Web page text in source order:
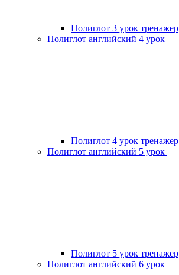
Полиглот 3 урок тренажер
Полиглот английский 4 урок
Полиглот 4 урок тренажер
Полиглот английский 5 урок
Полиглот 5 урок тренажер
Полиглот английский 6 урок